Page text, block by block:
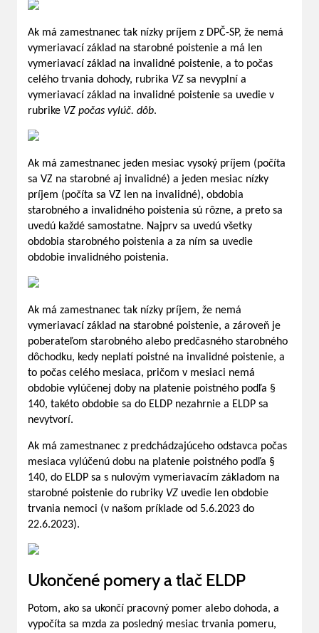
Ak má zamestnanec tak nízky príjem z DPČ-SP, že nemá
vymeriavací základ na starobné poistenie a má len
vymeriavací základ na invalidné poistenie, a to počas
celého trvania dohody, rubrika VZ sa nevyplní a
vymeriavací základ na invalidné poistenie sa uvedie v
rubrike VZ počas vylúč. dôb.
Ak má zamestnanec jeden mesiac vysoký príjem (počíta
sa VZ na starobné aj invalidné) a jeden mesiac nízky
príjem (počíta sa VZ len na invalidné), obdobia
starobného a invalidného poistenia sú rôzne, a preto sa
uvedú každé samostatne. Najprv sa uvedú všetky
obdobia starobného poistenia a za ním sa uvedie
obdobie invalidného poistenia.
Ak má zamestnanec tak nízky príjem, že nemá
vymeriavací základ na starobné poistenie, a zároveň je
poberateľom starobného alebo predčasného starobného
dôchodku, kedy neplatí poistné na invalidné poistenie, a
to počas celého mesiaca, pričom v mesiaci nemá
obdobie vylúčenej doby na platenie poistného podľa §
140, takéto obdobie sa do ELDP nezahrnie a ELDP sa
nevytvorí.
Ak má zamestnanec z predchádzajúceho odstavca počas
mesiaca vylúčenú dobu na platenie poistného podľa §
140, do ELDP sa s nulovým vymeriavacím základom na
starobné poistenie do rubriky VZ uvedie len obdobie
trvania nemoci (v našom príklade od 5.6.2023 do
22.6.2023).
Ukončené pomery a tlač ELDP
Potom, ako sa ukončí pracovný pomer alebo dohoda, a
vypočíta sa mzda za posledný mesiac trvania pomeru,